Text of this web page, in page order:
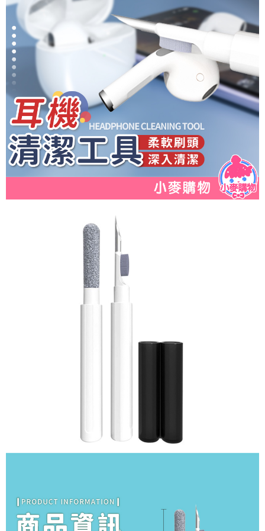
恩沛科技股份有限公司將有權停止該用戶之使用額度並採取法律行動。